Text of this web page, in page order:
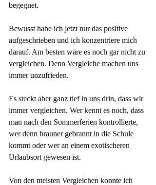
begegnet.
Bewusst habe ich jetzt nur das positive
aufgeschrieben und ich konzentriere mich
darauf. Am besten wäre es noch gar nicht zu
vergleichen. Denn Vergleiche machen uns
immer unzufrieden.
Es steckt aber ganz tief in uns drin, dass wir
immer vergleichen. Wer kennt es noch, dass
man nach den Sommerferien kontrollierte,
wer denn brauner gebrannt in die Schule
kommt oder wer an einem exotischeren
Urlaubsort gewesen ist.
Von den meisten Vergleichen konnte ich